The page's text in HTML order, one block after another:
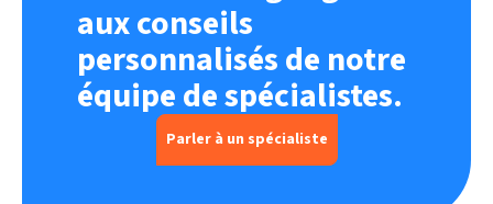
aux conseils
personnalisés de notre
équipe de spécialistes.
Parler à un spécialiste